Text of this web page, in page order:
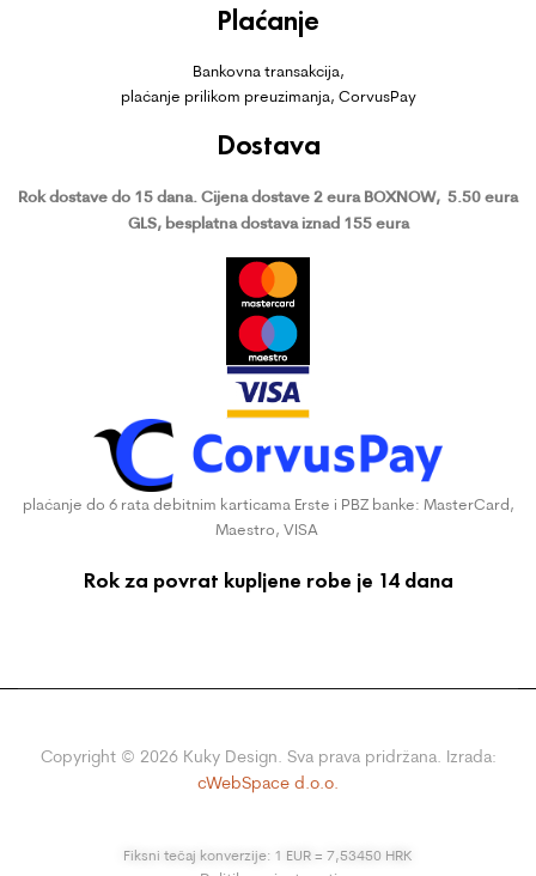
Plaćanje
Bankovna transakcija,
plaćanje prilikom preuzimanja, CorvusPay
Dostava
Rok dostave do 15 dana. Cijena dostave 2 eura BOXNOW, 5.50 eura
GLS, besplatna dostava iznad 155 eura
plaćanje do 6 rata debitnim karticama Erste i PBZ banke: MasterCard,
Maestro, VISA
Rok za povrat kupljene robe je 14 dana
Copyright © 2026Kuky Design. Sva prava pridržana. Izrada:
cWebSpace d.o.o.
Fiksni tečaj konverzije: 1 EUR = 7,53450 HRK